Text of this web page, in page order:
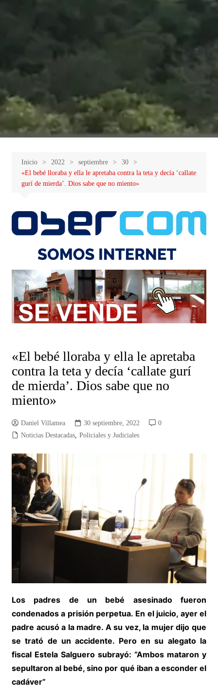
Inicio 2022 septiembre
30
«El bebé lloraba y ella le apretaba contra la teta y decía ‘callate
gurí de mierda’. Dios sabe que no miento»
«El bebé lloraba y ella le apretaba
contra la teta y decía ‘callate gurí
de mierda’. Dios sabe que no
miento»
Daniel Villamea 30 septiembre, 2022
0
Noticias Destacadas, Policiales y Judiciales
Los padres de un bebé asesinado fueron
condenados a prisión perpetua. En el juicio, ayer el
padre acusó a la madre. A su vez, la mujer dijo que
se trató de un accidente. Pero en su alegato la
fiscal Estela Salguero subrayó: “Ambos mataron y
sepultaron al bebé, sino por qué iban a esconder el
cadáver”